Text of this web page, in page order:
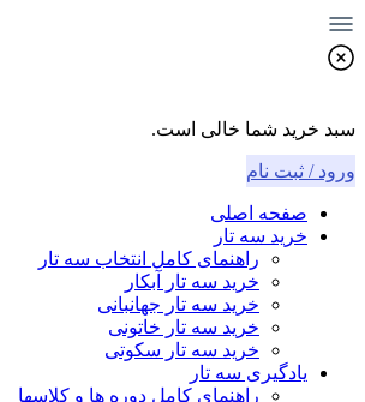
سبد خرید شما خالی است.
ورود / ثبت نام
صفحه اصلی
خرید سه تار
راهنمای کامل انتخاب سه تار
خرید سه تار آبکار
خرید سه تار جهانبانی
خرید سه تار خاتونی
خرید سه تار سکوتی
یادگیری سه تار
راهنمای کامل دوره ها و کلاسها